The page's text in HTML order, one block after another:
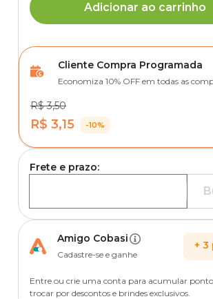
Adicionar ao carrinho
Cliente Compra Programada
Economiza 10% OFF em todas as
R$ 3,50
R$ 3,15 -10%
Frete e prazo:
Amigo Cobasi
Cadastre-se e ganhe
+ 3
Entre ou crie uma conta para acumular
trocar por descontos e brindes exclusivos.